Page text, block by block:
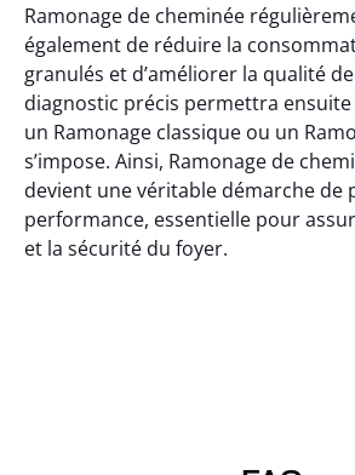
Ramonage de cheminée
également de réduire la
granulés et d’améliorer la qualité
diagnostic précis permettra
un Ramonage classique ou un
s’impose. Ainsi, Ramonage de
devient une véritable démarche de
performance, essentielle pour
et la sécurité du foyer.